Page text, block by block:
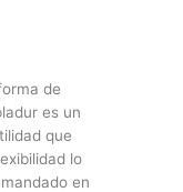
de
es un
que
lo
en